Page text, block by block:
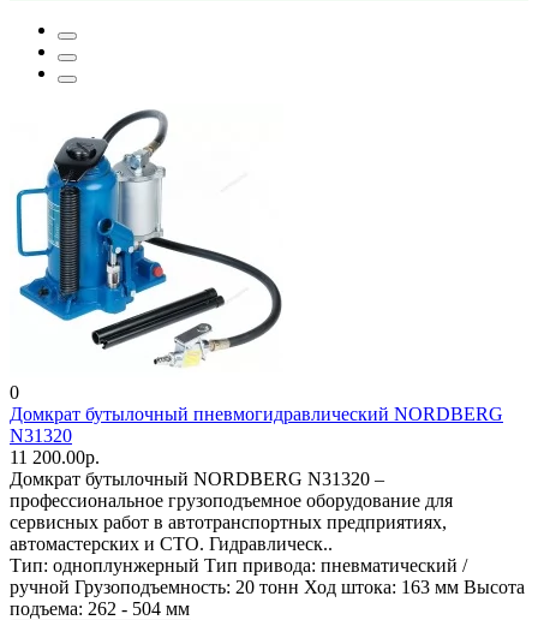
0
Домкрат бутылочный пневмогидравлический NORDBERG
N31320
11 200.00р.
Домкрат бутылочный NORDBERG N31320 –
профессиональное грузоподъемное оборудование для
сервисных работ в автотранспортных предприятиях,
автомастерских и СТО. Гидравлическ..
Тип: одноплунжерный Тип привода: пневматический /
ручной Грузоподъемность: 20 тонн Ход штока: 163 мм Высота
подъема: 262 - 504 мм